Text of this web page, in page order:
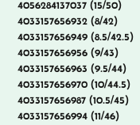
4056284137037 (15/50)
4033157656932 (8/42)
4033157656949 (8.5/42.5)
4033157656956 (9/43)
4033157656963 (9.5/44)
4033157656970 (10/44.5)
4033157656987 (10.5/45)
4033157656994 (11/46)